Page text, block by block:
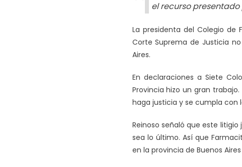
el recurso
La presidenta del Colegio de
Corte Suprema de Justicia
Aires.
En declaraciones a Siete
Provincia hizo un gran
haga justicia y se cumpla con
Reinoso señaló que este
sea lo último. Así que
en la provincia de Buenos